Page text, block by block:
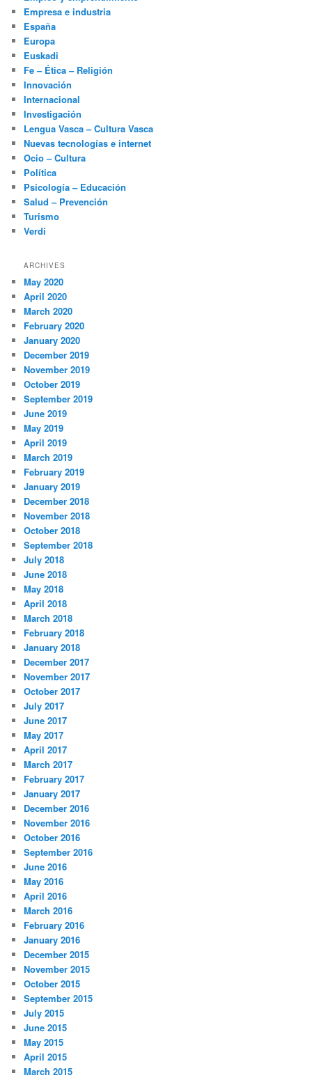
Empresa e industria
España
Europa
Euskadi
Fe – Ética – Religión
Innovación
Internacional
Investigación
Lengua Vasca – Cultura Vasca
Nuevas tecnologías e internet
Ocio – Cultura
Política
Psicología – Educación
Salud – Prevención
Turismo
Verdi
ARCHIVES
May 2020
April 2020
March 2020
February 2020
January 2020
December 2019
November 2019
October 2019
September 2019
June 2019
May 2019
April 2019
March 2019
February 2019
January 2019
December 2018
November 2018
October 2018
September 2018
July 2018
June 2018
May 2018
April 2018
March 2018
February 2018
January 2018
December 2017
November 2017
October 2017
July 2017
June 2017
May 2017
April 2017
March 2017
February 2017
January 2017
December 2016
November 2016
October 2016
September 2016
June 2016
May 2016
April 2016
March 2016
February 2016
January 2016
December 2015
November 2015
October 2015
September 2015
July 2015
June 2015
May 2015
April 2015
March 2015